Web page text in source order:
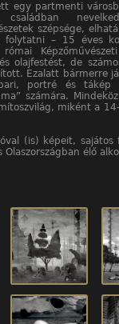
egy partmenti
családban
szépsége,
folytatni – 15 éves
olajfestést, de
Ezalatt bármerre
portré és tákép
számára.
miként a
(is) képeit, sajátos
élő